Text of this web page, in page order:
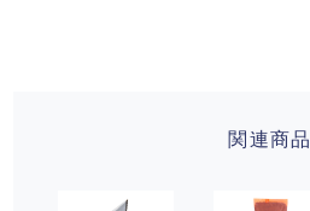
関連商品